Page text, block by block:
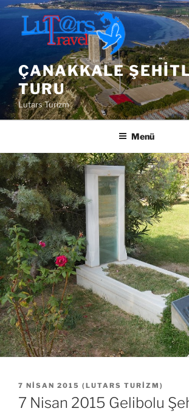
İçeriğe
geç
ÇANAKKALE
TURU
Lutars Turizm
Menü
YAYIM
TARIHI
7 NISAN 2015 ( LUTARS TURIZM )
7 Nisan 2015 Gelibolu